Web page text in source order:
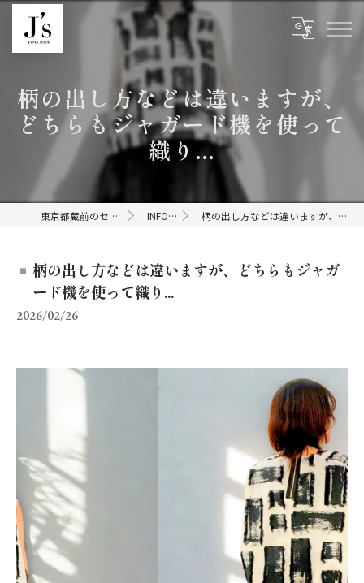
柄の出し方などは違いますが、
どちらもジャガード機を使って
織り...
東京都蔵前のセレクトショップならJ's INFORMATION 柄の出し方などは違いますが、どちらもジャガード機を使って織り...
柄の出し方などは違いますが、どちらもジャガ
ード機を使って織り...
2026/02/26